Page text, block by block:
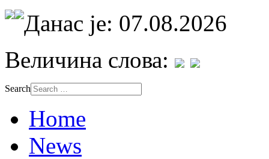
Данас је: 07.08.2026
Величина слова:
Search
Home
News